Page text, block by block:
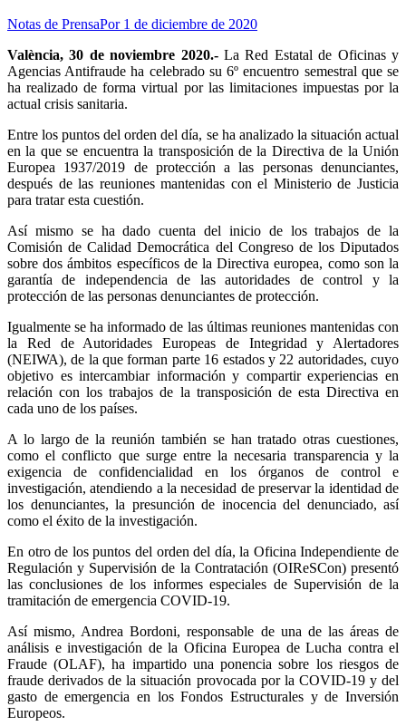
Notas de PrensaPor 1 de diciembre de 2020
València, 30 de noviembre 2020.-La Red Estatal de Oficinas y
Agencias Antifraude ha celebrado su 6º encuentro semestral que se
ha realizado de forma virtual por las limitaciones impuestas por la
actual crisis sanitaria.
Entre los puntos del orden del día, se ha analizado la situación actual
en la que se encuentra la transposición de la Directiva de la Unión
Europea 1937/2019 de protección a las personas denunciantes,
después de las reuniones mantenidas con el Ministerio de Justicia
para tratar esta cuestión.
Así mismo se ha dado cuenta del inicio de los trabajos de la
Comisión de Calidad Democrática del Congreso de los Diputados
sobre dos ámbitos específicos de la Directiva europea, como son la
garantía de independencia de las autoridades de control y la
protección de las personas denunciantes de protección.
Igualmente se ha informado de las últimas reuniones mantenidas con
la Red de Autoridades Europeas de Integridad y Alertadores
(NEIWA), de la que forman parte 16 estados y 22 autoridades, cuyo
objetivo es intercambiar información y compartir experiencias en
relación con los trabajos de la transposición de esta Directiva en
cada uno de los países.
A lo largo de la reunión también se han tratado otras cuestiones,
como el conflicto que surge entre la necesaria transparencia y la
exigencia de confidencialidad en los órganos de control e
investigación, atendiendo a la necesidad de preservar la identidad de
los denunciantes, la presunción de inocencia del denunciado, así
como el éxito de la investigación.
En otro de los puntos del orden del día, la Oficina Independiente de
Regulación y Supervisión de la Contratación (OIReSCon) presentó
las conclusiones de los informes especiales de Supervisión de la
tramitación de emergencia COVID-19.
Así mismo, Andrea Bordoni, responsable de una de las áreas de
análisis e investigación de la Oficina Europea de Lucha contra el
Fraude (OLAF), ha impartido una ponencia sobre los riesgos de
fraude derivados de la situación provocada por la COVID-19 y del
gasto de emergencia en los Fondos Estructurales y de Inversión
Europeos.